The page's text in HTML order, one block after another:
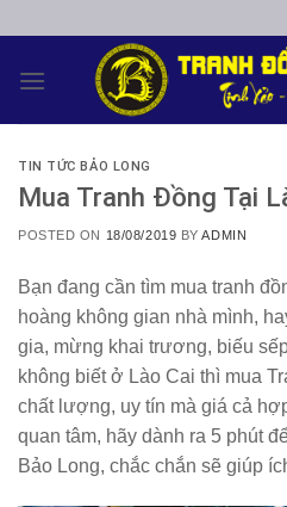
content
TIN TỨC BẢO LONG
Mua Tranh Đồng Tại
POSTED ON 18/08/2019 BYADMIN
Bạn đang cần tìm mua tranh
hoàng không gian nhà mình,
gia, mừng khai trương, biếu
không biết ở Lào Cai thì mua
chất lượng, uy tín mà giá cả
quan tâm, hãy dành ra 5 phút
Bảo Long, chắc chắn sẽ giúp